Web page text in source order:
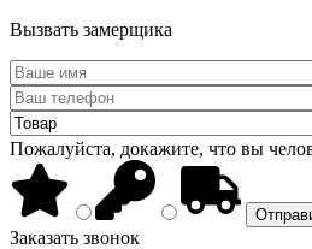
Вызвать замерщика
Пожалуйста, докажите, что вы
Заказать звонок